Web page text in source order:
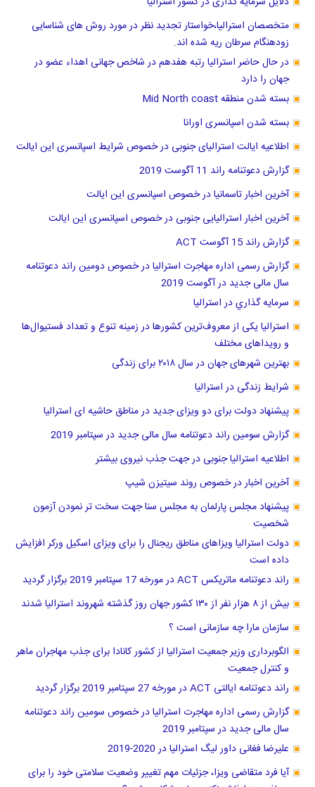
متخصصان استرالیا،خواستار تجدید نظر در مورد روش های شناسایی
زودهنگام سرطان ریه شده اند.
در حال حاضر استرالیا رتبه هفدهم در شاخص جهانی اهداء عضو در
جهان را دارد
بسته شدن منطقه Mid North coast
بسته شدن اسپانسری اورانا
اطلاعیه ایالت استرالیای جنوبی در خصوص شرایط اسپانسری این ایالت
گزارش دعوتنامه راند 11 آگوست 2019
آخرین اخبار تاسمانیا در خصوص اسپانسری این ایالت
آخرین اخبار استرالیایی جنوبی در خصوص اسپانسری این ایالت
گزارش راند 15 آگوست ACT
گزارش رسمی اداره مهاجرت استرالیا در خصوص دومین راند دعوتنامه
سال مالی جدید در آگوست 2019
سرمايه گذاري در استراليا
استرالیا یکی از معروف‌ترین کشورها در زمینه تنوع و تعداد فستیوال‌ها
و رویداهای مختلف
بهترین شهرهای جهان در سال ۲۰۱۸ برای زندگی
شرایط زندگی در استرالیا
پیشنهاد دولت برای دو ویزای جدید در مناطق حاشیه ای استرالیا
گزارش سومین راند دعوتنامه سال مالی جدید در سپتامبر 2019
اطلاعیه استرالیا جنوبی در جهت جذب نیروی بیشتر
آخرین اخبار در خصوص روند سیتیزن شیپ
پیشنهاد مجلس پارلمان به مجلس سنا جهت سخت تر نمودن آزمون
شخصیت
دولت استرالیا ویزاهای مناطق ریجنال را برای ویزای اسکیل ورکر افزایش
داده است
راند دعوتنامه ماتریکس ACT در مورخه 17 سپتامبر 2019 برگزار گردید
بیش از ۸ هزار نفر از ۱۳۰ کشور جهان روز گذشته شهروند استرالیا شدند
سازمان مارا چه سازمانی است ؟
الگوبرداری وزیر جمعیت استرالیا از کشور کانادا برای جذب مهاجران ماهر
و کنترل جمعیت
راند دعوتنامه ایالتی ACT در مورخه 27 سپتامبر 2019 برگزار گردید
گزارش رسمی اداره مهاجرت استرالیا در خصوص سومین راند دعوتنامه
سال مالی جدید در سپتامبر 2019
علیرضا فغانی داور لیگ استرالیا در 2020-2019
آیا فرد متقاضی ویزا، جزئیات مهم تغییر وضعیت سلامتی خود را برای